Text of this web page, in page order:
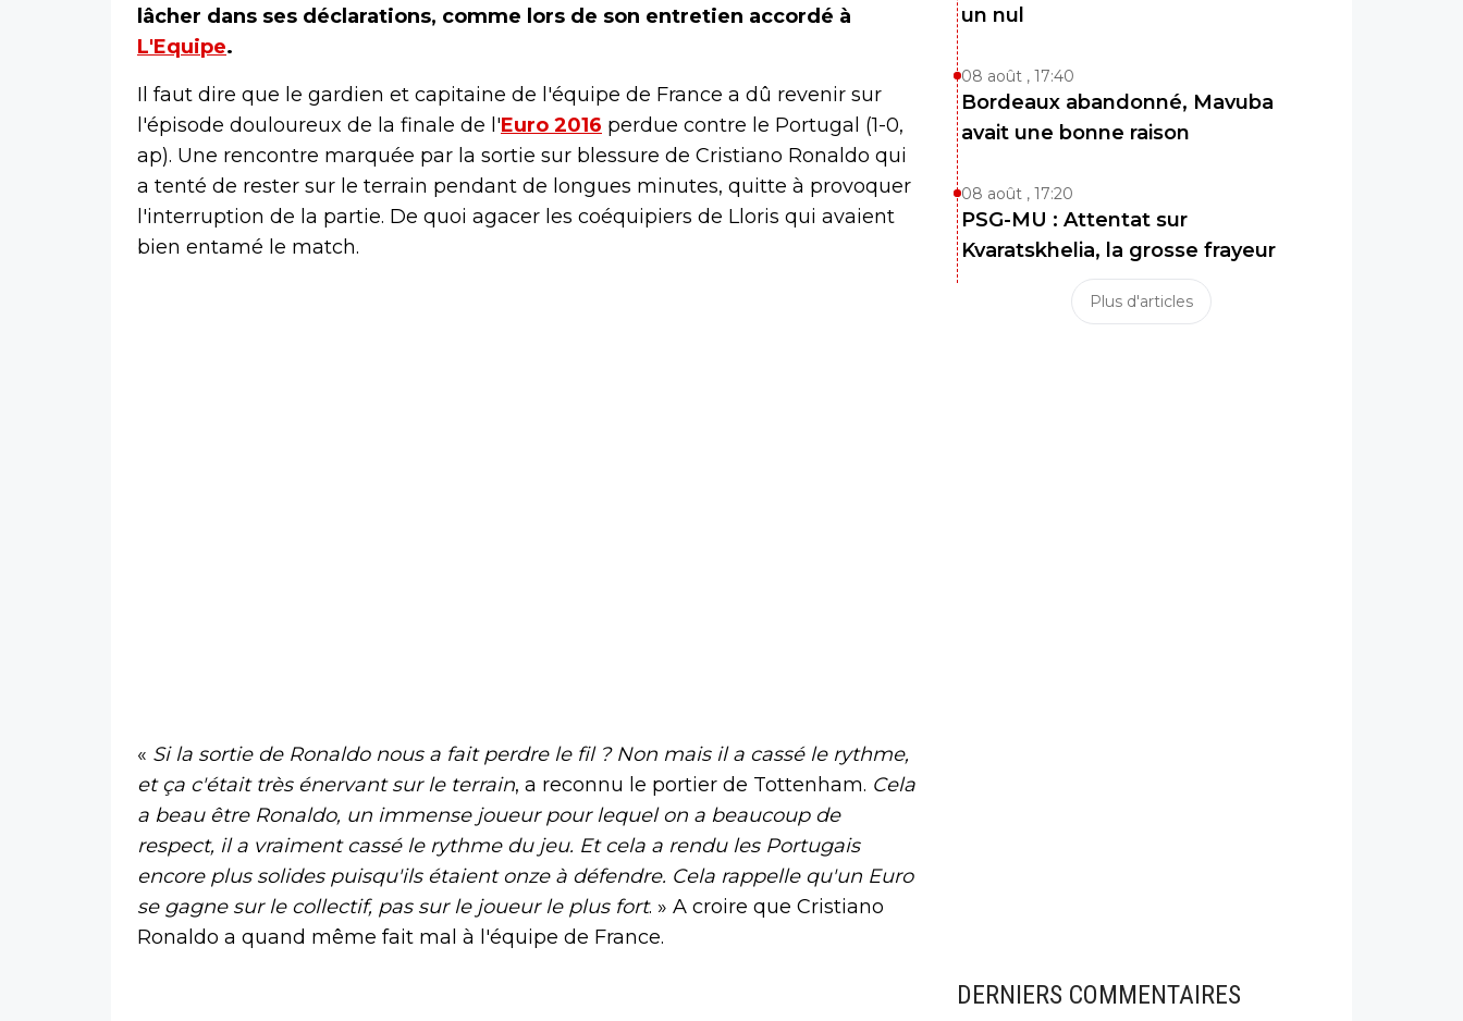
lâcher dans ses déclarations, comme lors de son entretien accordé à
L'Equipe.
Il faut dire que le gardien et capitaine de l'équipe de France a dû revenir sur
l'épisode douloureux de la finale de l'Euro 2016 perdue contre le Portugal (1-0,
ap). Une rencontre marquée par la sortie sur blessure de Cristiano Ronaldo qui
a tenté de rester sur le terrain pendant de longues minutes, quitte à provoquer
l'interruption de la partie. De quoi agacer les coéquipiers de Lloris qui avaient
bien entamé le match.
« Si la sortie de Ronaldo nous a fait perdre le fil ? Non mais il a cassé le rythme,
et ça c'était très énervant sur le terrain, a reconnu le portier de Tottenham. Cela
a beau être Ronaldo, un immense joueur pour lequel on a beaucoup de
respect, il a vraiment cassé le rythme du jeu. Et cela a rendu les Portugais
encore plus solides puisqu'ils étaient onze à défendre. Cela rappelle qu'un Euro
se gagne sur le collectif, pas sur le joueur le plus fort. » A croire que Cristiano
Ronaldo a quand même fait mal à l'équipe de France.
un nul
08 août , 17:40
Bordeaux abandonné, Mavuba
avait une bonne raison
08 août , 17:20
PSG-MU : Attentat sur
Kvaratskhelia, la grosse frayeur
Plus d'articles
DERNIERS COMMENTAIRES